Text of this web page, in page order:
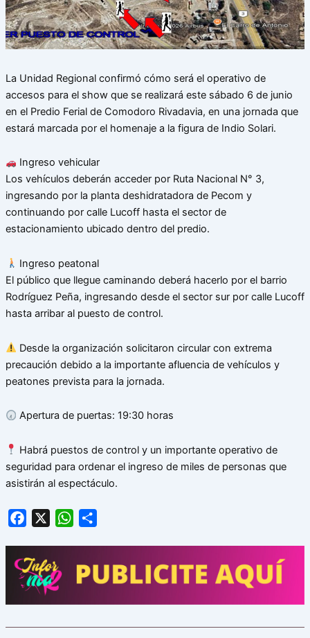
La Unidad Regional confirmó cómo será el operativo de
accesos para el show que se realizará este sábado 6 de junio
en el Predio Ferial de Comodoro Rivadavia, en una jornada que
estará marcada por el homenaje a la figura de Indio Solari.
Ingreso vehicular
Los vehículos deberán acceder por Ruta Nacional N° 3,
ingresando por la planta deshidratadora de Pecom y
continuando por calle Lucoff hasta el sector de
estacionamiento ubicado dentro del predio.
Ingreso peatonal
El público que llegue caminando deberá hacerlo por el barrio
Rodríguez Peña, ingresando desde el sector sur por calle Lucoff
hasta arribar al puesto de control.
Desde la organización solicitaron circular con extrema
precaución debido a la importante afluencia de vehículos y
peatones prevista para la jornada.
Apertura de puertas: 19:30 horas
Habrá puestos de control y un importante operativo de
seguridad para ordenar el ingreso de miles de personas que
asistirán al espectáculo.
Facebook WhatsApp